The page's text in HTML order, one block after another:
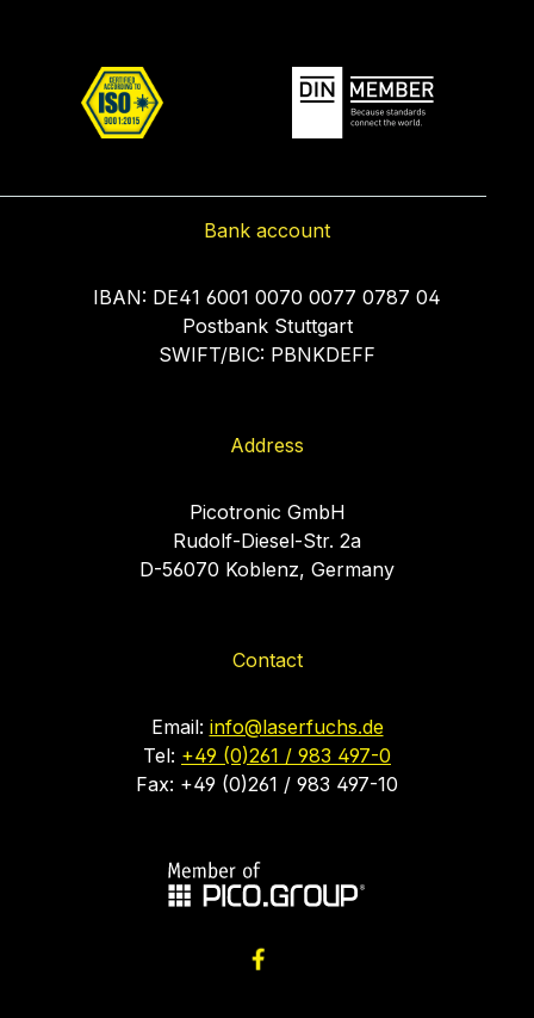
Bank account
IBAN: DE41 6001 0070 0077 0787 04
Postbank Stuttgart
SWIFT/BIC: PBNKDEFF
Address
Picotronic GmbH
Rudolf-Diesel-Str. 2a
D-56070 Koblenz, Germany
Contact
Email: info@laserfuchs.de
Tel: +49 (0)261 / 983 497-0
Fax: +49 (0)261 / 983 497-10